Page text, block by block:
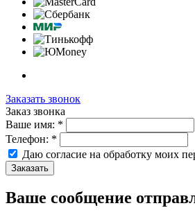
Заказать звонок
Заказ звонка
Ваше имя: *
Телефон: *
Даю согласие на обработку моих
Заказать
Ваше сообщение